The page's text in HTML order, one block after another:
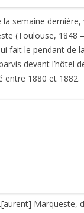
réaliser, la palette
2011.
publiée dans Visites,
,art,bronze,
de Paris